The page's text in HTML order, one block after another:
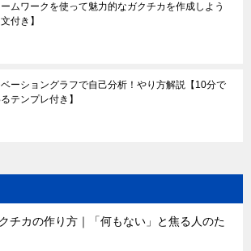
ムワークを使って魅力的なガクチカを作成しよう
文付き】
ーショングラフで自己分析！やり方解説【10分で
テンプレ付き】
チカの作り方｜「何もない」と焦る人のた